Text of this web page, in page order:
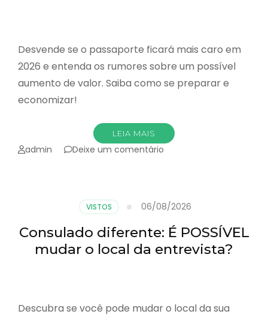
Desvende se o passaporte ficará mais caro em
2026 e entenda os rumores sobre um possível
aumento de valor. Saiba como se preparar e
economizar!
LEIA MAIS
admin Deixe um comentário
em
2026?
VISTOS 06/08/2026
Consulado diferente: É POSSÍVEL
mudar o local da entrevista?
Descubra se você pode mudar o local da sua